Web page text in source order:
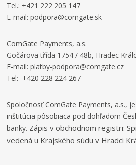
Tel.: +421 222 205 147
E-mail: podpora@comgate.sk
ComGate Payments, a.s.
Gočárova třída 1754 / 48b, Hradec
E-mail: platby-podpora@comgate.cz
Tel: +420 228 224 267
Spoločnosť ComGate Payments, a.s.,
inštitúcia pôsobiaca pod dohľadom
banky. Zápis v obchodnom registri:
vedená u Krajského súdu v Hradci